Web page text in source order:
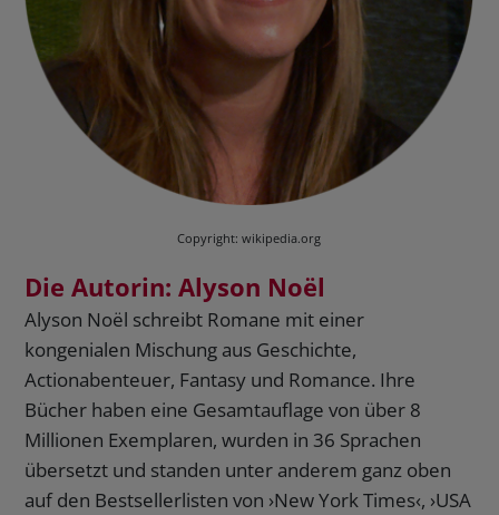
Copyright: wikipedia.org
Die Autorin: Alyson Noël
Alyson Noël schreibt Romane mit einer
kongenialen Mischung aus Geschichte,
Actionabenteuer, Fantasy und Romance. Ihre
Bücher haben eine Gesamtauflage von über 8
Millionen Exemplaren, wurden in 36 Sprachen
übersetzt und standen unter anderem ganz oben
auf den Bestsellerlisten von ›New York Times‹, ›USA